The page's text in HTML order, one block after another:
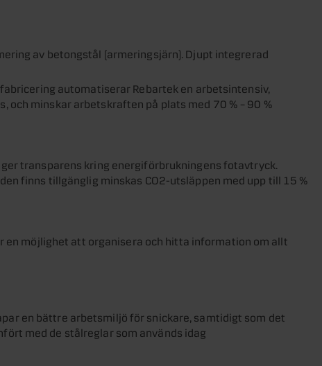
av betongstål (armeringsjärn). Djupt integrerad
automatiserar Rebartek en arbetsintensiv,
och minskar arbetskraften på plats med 70 % – 90 %
transparens kring energiförbrukningens fotavtryck.
finns tillgänglig minskas CO2-utsläppen med upp till 15 %
en möjlighet att organisera och hitta information om allt
en bättre arbetsmiljö för snickare, samtidigt som det
med de stålreglar som används idag